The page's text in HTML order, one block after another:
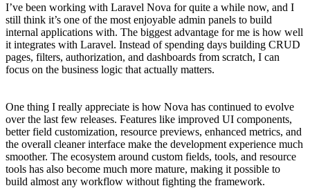
I’ve been working with Laravel Nova for quite a while now, and I
still think it’s one of the most enjoyable admin panels to build
internal applications with. The biggest advantage for me is how well
it integrates with Laravel. Instead of spending days building CRUD
pages, filters, authorization, and dashboards from scratch, I can
focus on the business logic that actually matters.
One thing I really appreciate is how Nova has continued to evolve
over the last few releases. Features like improved UI components,
better field customization, resource previews, enhanced metrics, and
the overall cleaner interface make the development experience much
smoother. The ecosystem around custom fields, tools, and resource
tools has also become much more mature, making it possible to
build almost any workflow without fighting the framework.